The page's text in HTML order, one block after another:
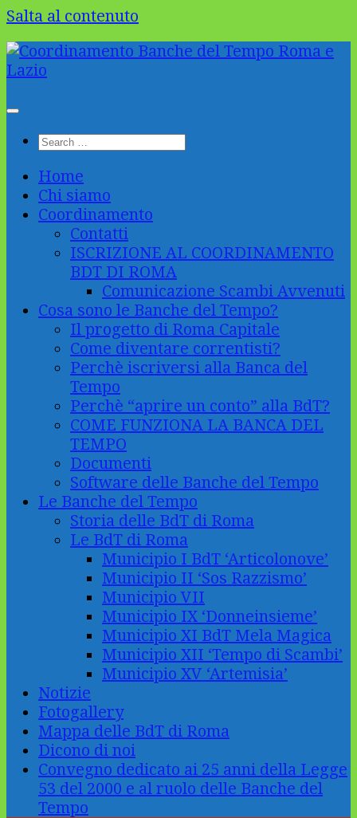
Salta al contenuto
Home
Chi siamo
Coordinamento
Contatti
ISCRIZIONE AL COORDINAMENTO
BDT DI ROMA
Comunicazione Scambi Avvenuti
Cosa sono le Banche del Tempo?
Il progetto di Roma Capitale
Come diventare correntisti?
Perchè iscriversi alla Banca del
Tempo
Perchè “aprire un conto” alla BdT?
COME FUNZIONA LA BANCA DEL
TEMPO
Documenti
Software delle Banche del Tempo
Le Banche del Tempo
Storia delle BdT di Roma
Le BdT di Roma
Municipio I BdT ‘Articolonove’
Municipio II ‘Sos Razzismo’
Municipio VII
Municipio IX ‘Donneinsieme’
Municipio XI BdT Mela Magica
Municipio XII ‘Tempo di Scambi’
Municipio XV ‘Artemisia’
Notizie
Fotogallery
Mappa delle BdT di Roma
Dicono di noi
Convegno dedicato ai 25 anni della Legge
53 del 2000 e al ruolo delle Banche del
Tempo